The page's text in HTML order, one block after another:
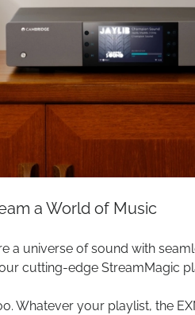
a World of Music
a universe of sound with
cutting-edge StreamMagic
Whatever your playlist, the